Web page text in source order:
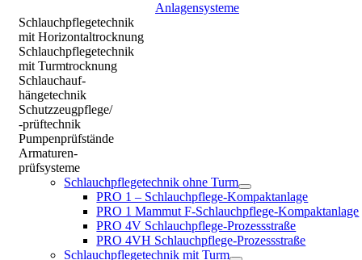
Anlagensysteme
Schlauchpflegetechnik
mit Horizontaltrocknung
Schlauchpflegetechnik
mit Turmtrocknung
Schlauchauf-
hängetechnik
Schutzzeugpflege/
-prüftechnik
Pumpenprüfstände
Armaturen-
prüfsysteme
Schlauchpflegetechnik ohne Turm
PRO 1 – Schlauchpflege-Kompaktanlage
PRO 1 Mammut F-Schlauchpflege-Kompaktanlage
PRO 4V Schlauchpflege-Prozessstraße
PRO 4VH Schlauchpflege-Prozessstraße
Schlauchpflegetechnik mit Turm